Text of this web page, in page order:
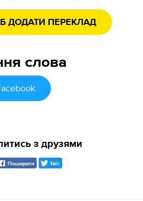
ДОДАТИ ПЕРЕКЛАД
слова
з друзями
Поширити Твіт